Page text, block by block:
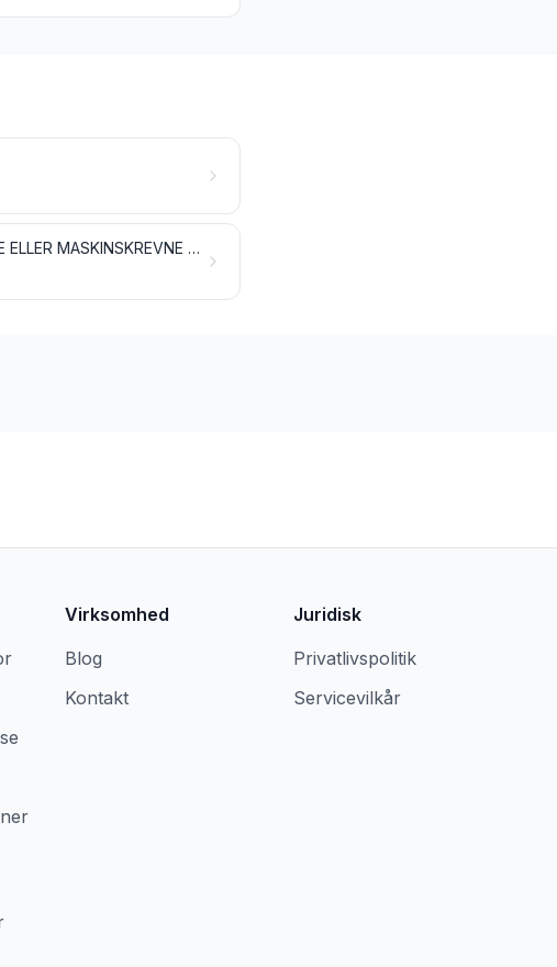
BØGER, AVISER, BILLEDER OG ANDRE TRYKSAGER; HÅNDSKREVNE ELLER MASKINSKREVNE ARBEJDER SAMT TEGNINGER
Virksomhed
Blog
Kontakt
Juridisk
Privatlivspolitik
Servicevilkår